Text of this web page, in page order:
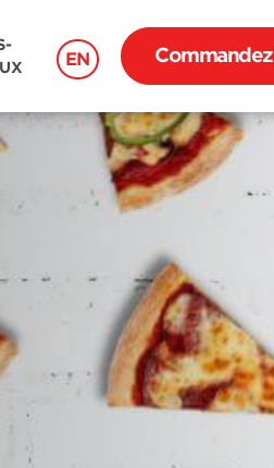
EN Commandez